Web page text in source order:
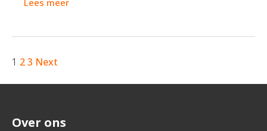
Lees meer
1 23 Next
Over ons